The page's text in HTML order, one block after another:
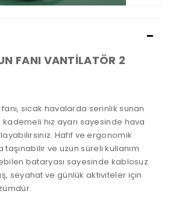
FANI VANTİLATÖR 2
sıcak havalarda serinlik sunan
hız ayarı sayesinde hava
Hafif ve ergonomik
ve uzun süreli kullanım
bataryası sayesinde kablosuz
seyahat ve günlük aktiviteler için